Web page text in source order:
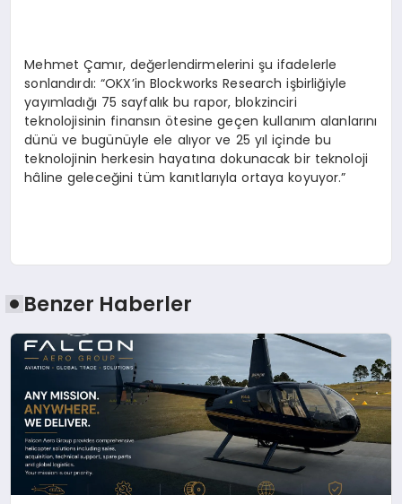
Mehmet Çamır, değerlendirmelerini şu ifadelerle
sonlandırdı: “OKX’in Blockworks Research işbirliğiyle
yayımladığı 75 sayfalık bu rapor, blokzinciri
teknolojisinin finansın ötesine geçen kullanım alanlarını
dünü ve bugünüyle ele alıyor ve 25 yıl içinde bu
teknolojinin herkesin hayatına dokunacak bir teknoloji
hâline geleceğini tüm kanıtlarıyla ortaya koyuyor.”
Benzer Haberler